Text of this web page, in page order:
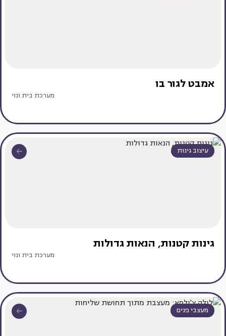
אמבט לגור בו
מערכת בית ונוי
עיצוב גינות
גינות קטנות, הנאות גדולות
מערכת בית ונוי
מעצבי פנים